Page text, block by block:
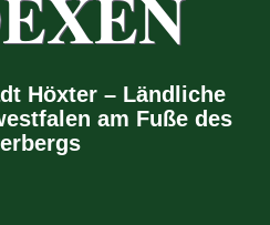
Höxter – Ländliche
am Fuße des